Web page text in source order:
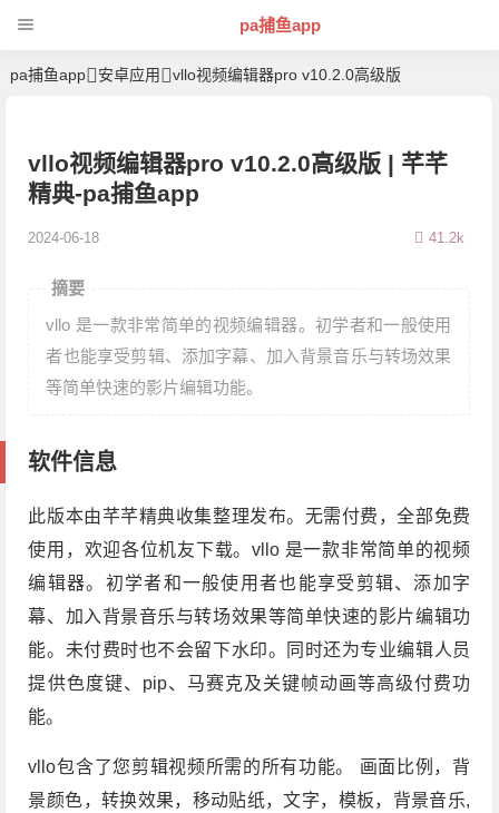
pa捕鱼app
pa捕鱼app 安卓应用 vllo视频编辑器pro v10.2.0高级版
vllo视频编辑器pro v10.2.0高级版 | 芊芊
精典-pa捕鱼app
2024-06-18 41.2k
摘要
vllo 是一款非常简单的视频编辑器。初学者和一般使用
者也能享受剪辑、添加字幕、加入背景音乐与转场效果
等简单快速的影片编辑功能。
软件信息
此版本由芊芊精典收集整理发布。无需付费，全部免费
使用，欢迎各位机友下载。vllo 是一款非常简单的视频
编辑器。初学者和一般使用者也能享受剪辑、添加字
幕、加入背景音乐与转场效果等简单快速的影片编辑功
能。未付费时也不会留下水印。同时还为专业编辑人员
提供色度键、pip、马赛克及关键帧动画等高级付费功
能。
vllo包含了您剪辑视频所需的所有功能。 画面比例，背
景颜色，转换效果，移动贴纸，文字，模板，背景音乐,